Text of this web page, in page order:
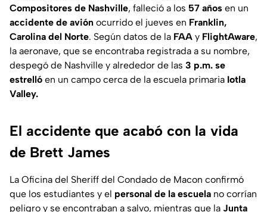
Compositores de Nashville, falleció a los 57 años en un
accidente de avión ocurrido el jueves en Franklin,
Carolina del Norte. Según datos de la FAA y FlightAware,
la aeronave, que se encontraba registrada a su nombre,
despegó de Nashville y alrededor de las 3 p.m. se
estrelló en un campo cerca de la escuela primaria Iotla
Valley.
El accidente que acabó con la vida
de Brett James
La Oficina del Sheriff del Condado de Macon confirmó
que los estudiantes y el personal de la escuela no corrían
peligro y se encontraban a salvo, mientras que la Junta